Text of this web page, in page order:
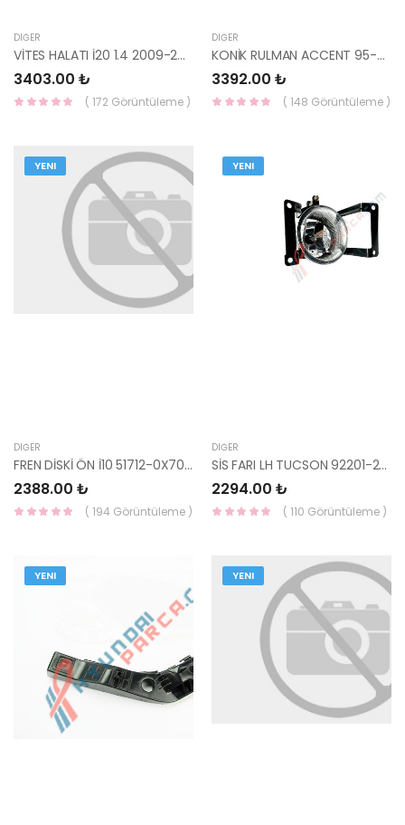
DIĞER
VİTES HALATI İ20 1.4 2009-2014 43794-1J201-YS
3403.00 ₺
( 172 Görüntüleme )
DIĞER
KONİK RULMAN ACCENT 95-00 EXCEL 90-94 ATOS 98-00 SCOUPE 90-92 51720-22000 YS
3392.00 ₺
( 148 Görüntüleme )
YENI
DIĞER
FREN DİSKİ ÖN İ10 51712-0X700-YS
2388.00 ₺
( 194 Görüntüleme )
YENI
DIĞER
SİS FARI LH TUCSON 92201-2E000-HMC
2294.00 ₺
( 110 Görüntüleme )
YENI YENI